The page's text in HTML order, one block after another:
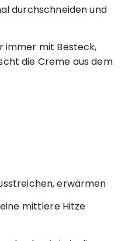
durchschneiden und
immer mit Besteck,
die Creme aus dem
erwärmen
mittlere Hitze